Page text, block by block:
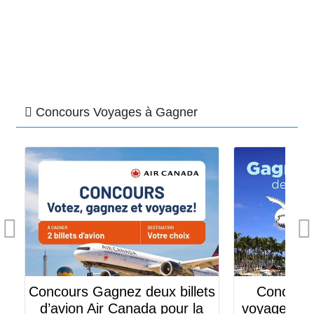
Concours Voyages à Gagner
Concours Gagnez deux billets
d’avion Air Canada pour la
Concours
voyage de